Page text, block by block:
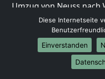
Umzug von Neuss nach
Umzug von Neuss nach
Umzug von Neuss nach
Umzug von Neuss nach
Internationale-
Diese Internetseite
Einverstanden